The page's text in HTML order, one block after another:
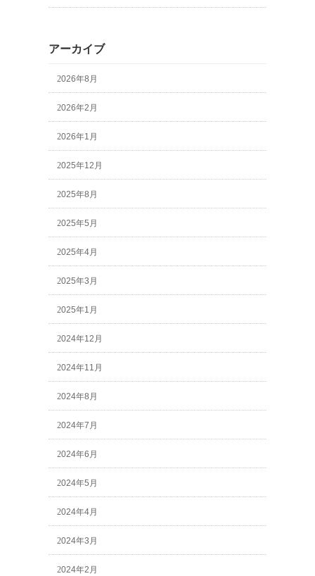
アーカイブ
2026年8月
2026年2月
2026年1月
2025年12月
2025年8月
2025年5月
2025年4月
2025年3月
2025年1月
2024年12月
2024年11月
2024年8月
2024年7月
2024年6月
2024年5月
2024年4月
2024年3月
2024年2月